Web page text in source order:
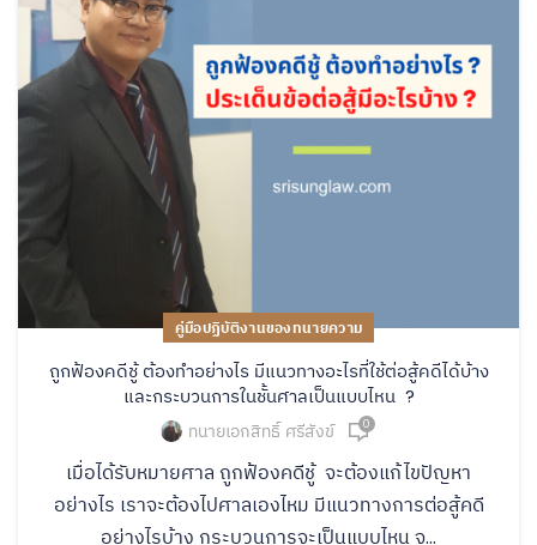
คู่มือปฏิบัติงานของทนายความ
ถูกฟ้องคดีชู้ ต้องทำอย่างไร มีแนวทางอะไรที่ใช้ต่อสู้คดีได้บ้าง
และกระบวนการในชั้นศาลเป็นแบบไหน ?
ทนายเอกสิทธิ์ ศรีสังข์ 0
เมื่อได้รับหมายศาล ถูกฟ้องคดีชู้ จะต้องแก้ไขปัญหา
อย่างไร เราจะต้องไปศาลเองไหม มีแนวทางการต่อสู้คดี
อย่างไรบ้าง กระบวนการจะเป็นแบบไหน จ...